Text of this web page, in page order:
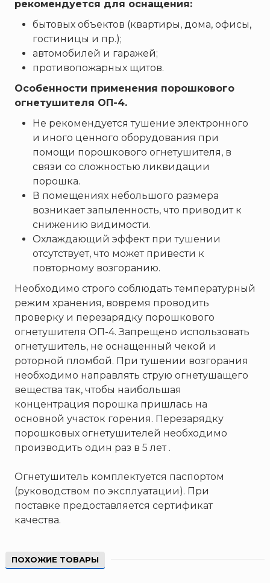
рекомендуется для оснащения:
бытовых объектов (квартиры, дома, офисы,
гостиницы и пр.);
автомобилей и гаражей;
противопожарных щитов.
Особенности применения порошкового
огнетушителя ОП-4.
Не рекомендуется тушение электронного
и иного ценного оборудования при
помощи порошкового огнетушителя, в
связи со сложностью ликвидации
порошка.
В помещениях небольшого размера
возникает запыленность, что приводит к
снижению видимости.
Охлаждающий эффект при тушении
отсутствует, что может привести к
повторному возгоранию.
Необходимо строго соблюдать температурный
режим хранения, вовремя проводить
проверку и перезарядку порошкового
огнетушителя ОП-4. Запрещено использовать
огнетушитель, не оснащенный чекой и
роторной пломбой. При тушении возгорания
необходимо направлять струю огнетушащего
вещества так, чтобы наибольшая
концентрация порошка пришлась на
основной участок горения. Перезарядку
порошковых огнетушителей необходимо
производить один раз в 5 лет .
Огнетушитель комплектуется паспортом
(руководством по эксплуатации). При
поставке предоставляется сертификат
качества.
ПОХОЖИЕ ТОВАРЫ